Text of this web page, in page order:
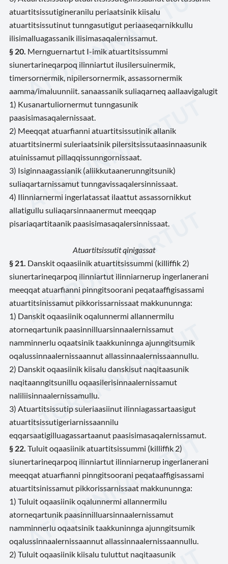
atuartitsissutigineranilu periaatsinik kiisalu
atuartitsissutinut tunngasutigut periaaseqarnikkullu
ilisimalluagassanik ilisimasaqalernissamut.
§ 20. Mernguernartut I-imik atuartitsissummi
siunertarineqarpoq ilinniartut ilusilersuinermik,
timersornermik, nipilersornermik, assassornermik
aamma/imaluunniit. sanaassanik suliaqarneq aallaavigalugit
1) Kusanartuliornermut tunngasunik
paasisimasaqalernissaat.
2) Meeqqat atuarfianni atuartitsissutinik allanik
atuartitsinermi suleriaatsinik pilersitsissutaasinnaasunik
atuinissamut pillaqqissunngornissaat.
3) Isiginnaagassianik (aliikkutaanerunngitsunik)
suliaqartarnissamut tunngavissaqalersinnissaat.
4) Ilinniarnermi ingerlatassat ilaattut assassornikkut
allatigullu suliaqarsinnaanermut meeqqap
pisariaqartitaanik paasisimasaqalersinnissaat.
Atuartitsissutit qinigassat
§ 21. Danskit oqaasiinik atuartitsissummi (killiffik 2)
siunertarineqarpoq ilinniartut ilinniarnerup ingerlanerani
meeqqat atuarfianni pinngitsoorani peqataaffigisassami
atuartitsinissamut pikkorissarnissaat makkununnga:
1) Danskit oqaasiinik oqalunnermi allannermilu
atorneqartunik paasinnilluarsinnaalernissamut
namminnerlu oqaatsinik taakkuninnga ajunngitsumik
oqalussinnaalernissaannut allassinnaalernissaannullu.
2) Danskit oqaasiinik kiisalu danskisut naqitaasunik
naqitaanngitsunillu oqaasilerisinnaalernissamut
naliliisinnaalernissamullu.
3) Atuartitsissutip suleriaasiinut ilinniagassartaasigut
atuartitsissutigeriarnissaannilu
eqqarsaatigilluagassartaanut paasisimasaqalernissamut.
§ 22. Tuluit oqaasiinik atuartitsissummi (killiffik 2)
siunertarineqarpoq ilinniartut ilinniarnerup ingerlanerani
meeqqat atuarfianni pinngitsoorani peqataaffigisassami
atuartitsinissamut pikkorissarnissaat makkununnga:
1) Tuluit oqaasiinik oqalunnermi allannermilu
atorneqartunik paasinnilluarsinnaalernissamut
namminnerlu oqaatsinik taakkuninnga ajunngitsumik
oqalussinnaalernissaannut allassinnaalernissaannullu.
2) Tuluit oqaasiinik kiisalu tuluttut naqitaasunik